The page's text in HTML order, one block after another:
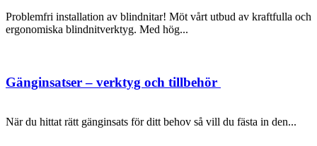
Problemfri installation av blindnitar! Möt vårt utbud av kraftfulla och
ergonomiska blindnitverktyg. Med hög...
Gänginsatser – verktyg och tillbehör
När du hittat rätt gänginsats för ditt behov så vill du fästa in den...